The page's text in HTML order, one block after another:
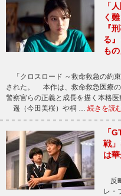
「
く
『
る
もの
「クロスロード ～救命救急の約
された。 本作は、救命救急医療の
警察官らの正義と成長を描く本格
遥（今田美桜）や桐 … 続きを読
「
戦
は
反
レ・